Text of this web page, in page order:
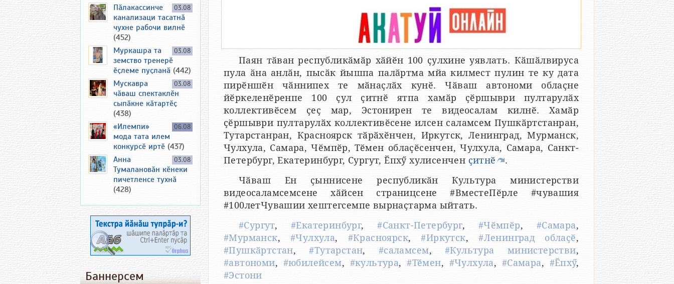
Паян тӑван республикӑмӑр хӑйӗн 100 ҫулхине уявлать. Кӑшӑлвируса
пула ӑна анлӑн, пысӑк йышпа палӑртма мйа килмест пулин те ку дата
пирӗншӗн чӑннипех те мӑнаҫлӑх кунӗ. Чӑваш автономи облаҫне
йӗркеленӗренпе 100 ҫул ҫитнӗ ятпа хамӑр ҫӗршыври пултарулӑх
коллективӗсем ҫеҫ мар, Эстонирен те видеосалам килнӗ. Хамӑр
ҫӗршыври пултарулӑх коллективӗсене илсен саламсем Пушкӑртстанран,
Тутарстанран, Красноярск тӑрӑхӗнчен, Иркутск, Ленинград, Мурманск,
Чулхула, Самара, Чӗмпӗр, Тӗмен облаҫӗсенчен, Чулхула, Самара, Санкт-
Петербург, Екатеринбург, Сургут, Ӗпхӳ хулисенчен ҫитнӗ
.
Чӑваш Ен ҫыннисене республикӑн Культура министерстви
видеосаламсемсене хӑйсен страницсене #ВместеПӗрле #чувашия
#100летЧувашии хештегсемпе вырнаҫтарма ыйтать.
#Сургут, #Екатеринбург,#Санкт-Петербург, #Чӗмпӗр, #Самара,
#Мурманск,#Чулхула, #Красноярск,#Иркутск,#Ленинград облаҫӗ,
#Пушкӑртстан,#Тутарстан, #саламсем,#Культура министерстви,
#автономи, #юбилейсем, #культура,#Тӗмен, #Чулхула, #Самара, #Ӗпхӳ,
#Эстони
03.08
Пӑлакассинче
канализаци тасатнӑ
чухне рабочи вилнӗ
(452)
03.08
Муркашра та
земство тренерӗ
ӗҫлеме пуҫланӑ (442)
03.08
Мускавра
чӑваш спектаклӗн
сыпӑкне кӑтартӗҫ
(438)
06.08
«Илемпи»
мода тата илем
конкурсӗ иртӗ (437)
03.08
Анна
Тумалановӑн кӗнеки
пичетленсе тухнӑ
(428)
Баннерсем